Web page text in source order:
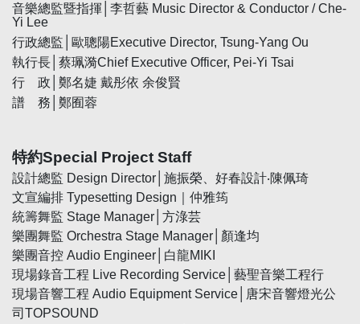
音樂總監暨指揮│李哲藝 Music Director & Conductor / Che-
Yi Lee
行政總監│歐聰陽Executive Director, Tsung-Yang Ou
執行長│蔡珮漪Chief Executive Officer, Pei-Yi Tsai
行 政│鄭名婕 戴彤依 余俊賢
譜 務│鄭囿蓉
特約Special Project Staff
設計總監 Design Director│施振榮、好春設計‧陳佩琦
文宣編排 Typesetting Design｜仲雅筠
統籌舞監 Stage Manager│方淥芸
樂團舞監 Orchestra Stage Manager│顏逢均
樂團音控 Audio Engineer│白龍MIKI
現場錄音工程 Live Recording Service│藝聖音樂工程行
現場音響工程 Audio Equipment Service│唐宋音響燈光公
司TOPSOUND